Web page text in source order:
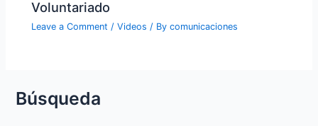
Voluntariado
Leave a Comment /Videos / Bycomunicaciones
Búsqueda